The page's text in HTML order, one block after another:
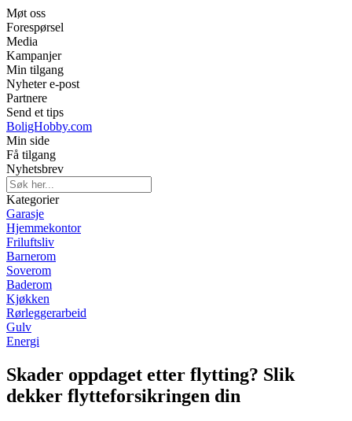
Møt oss
Forespørsel
Media
Kampanjer
Min tilgang
Nyheter e-post
Partnere
Send et tips
BoligHobby.com
Min side
Få tilgang
Nyhetsbrev
Kategorier
Garasje
Hjemmekontor
Friluftsliv
Barnerom
Soverom
Baderom
Kjøkken
Rørleggerarbeid
Gulv
Energi
Skader oppdaget etter flytting? Slik
dekker flytteforsikringen din